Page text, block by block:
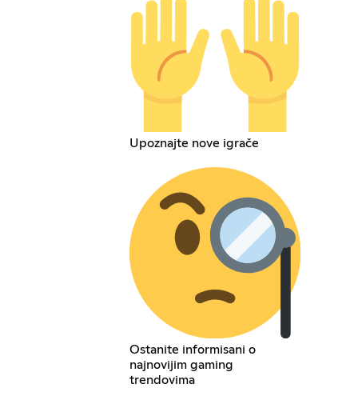
Upoznajte nove igrače
Ostanite informisani o
najnovijim gaming
trendovima